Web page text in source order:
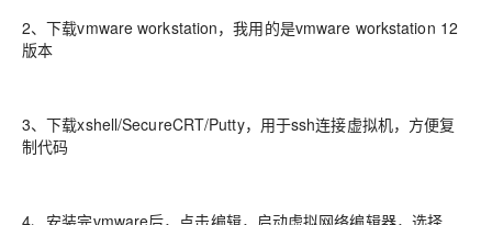
2、下载vmware workstation，我用的是vmware workstation 12
版本
3、下载xshell/SecureCRT/Putty，用于ssh连接虚拟机，方便复
制代码
4、安装完vmware后，点击编辑，启动虚拟网络编辑器，选择